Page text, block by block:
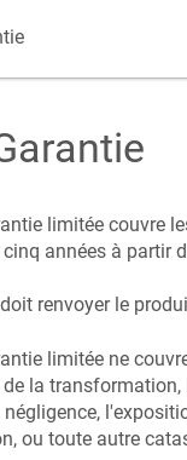
limitée couvre
années à partir
renvoyer le
limitée ne
la
négligence,
ou toute autre